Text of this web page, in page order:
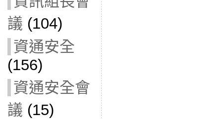
議 (104)
資通安全
(156)
資通安全會
議 (15)